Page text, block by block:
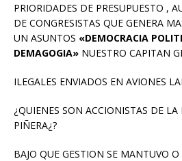
PRIORIDADES DE PRESUPUESTO ,
DE CONGRESISTAS QUE GENERA
UN ASUNTOS «DEMOCRACIA
DEMAGOGIA» NUESTRO CAPITAN
ILEGALES ENVIADOS EN AVIONES
¿QUIENES SON ACCIONISTAS DE
PIÑERA¿?
BAJO QUE GESTION SE MANTUVO